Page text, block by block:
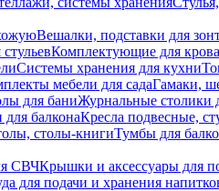
Вешалки, подставки для
Комплектующие для
Системы хранения для кухни
мебели для садаГамаки,
для баниЖурнальные столики
балконаКресла подвесные,
столы-книгиТумбы для
СВЧКрышки и аксессуары для
для подачи и хранения